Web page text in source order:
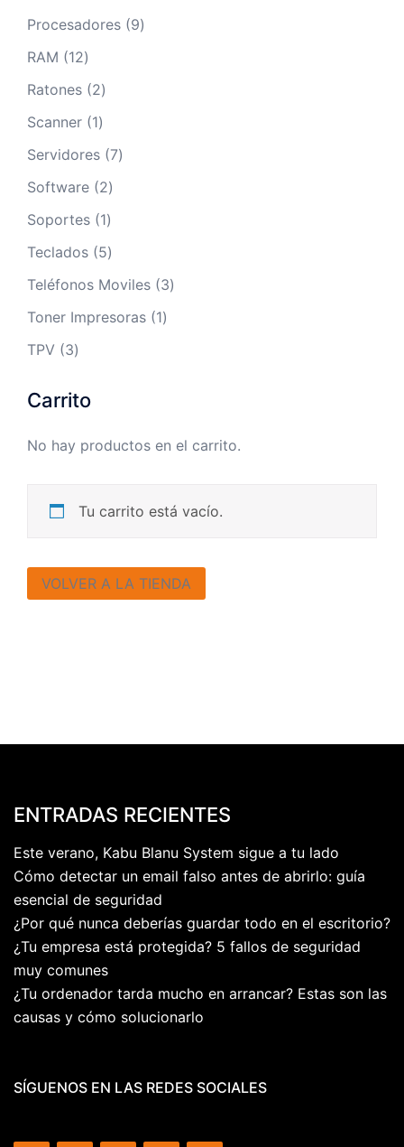
productos
Procesadores 99
RAM 1212
productos
Ratones 22
productos
Scanner 11
producto
Servidores 77
Software 22
productos
Soportes 11
producto
Teclados 55
productos
Teléfonos Moviles 33
Toner Impresoras 11
TPV 33
Carrito
No hay productos en el carrito.
Tu carrito está vacío.
VOLVER A LA TIENDA
ENTRADAS RECIENTES
Este verano, Kabu Blanu System sigue a tu lado
Cómo detectar un email falso antes de abrirlo: guía
esencial de seguridad
¿Por qué nunca deberías guardar todo en el escritorio?
¿Tu empresa está protegida? 5 fallos de seguridad
muy comunes
¿Tu ordenador tarda mucho en arrancar? Estas son las
causas y cómo solucionarlo
SÍGUENOS EN LAS REDES SOCIALES